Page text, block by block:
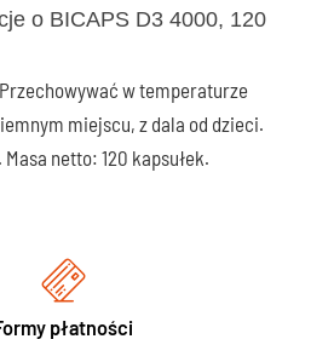
o BICAPS D3 4000, 120
w temperaturze
miejscu, z dala od dzieci.
netto: 120 kapsułek.
płatności